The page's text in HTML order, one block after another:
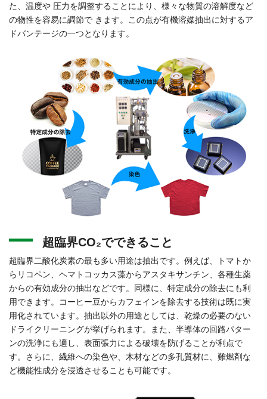
た、温度や 圧力を調整することにより、様々な物質の溶解度など
の物性を容易に調節で きます。この点が有機溶媒抽出に対するア
ドバンテージの一つとなります。
超臨界CO₂でできること
超臨界二酸化炭素の最も多い用途は抽出です。例えば、トマトか
らリコペン、ヘマトコッカス藻からアスタキサンチン、各種生薬
からの有効成分の抽出などです。同様に、特定成分の除去にも利
用できます。コーヒー豆からカフェインを除去する技術は既に実
用化されています。抽出以外の用途としては、乾燥の必要のない
ドライクリーニングが挙げられます。また、半導体の回路パター
ンの洗浄にも適し、表面張力による破壊を防げることが利点で
す。さらに、繊維への染色や、木材などの多孔質材に、難燃剤な
ど機能性成分を浸透させることも可能です。